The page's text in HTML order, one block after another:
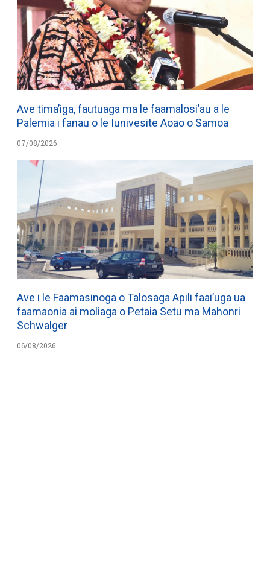
Ave tima’iga, fautuaga ma le faamalosi’au a le
Palemia i fanau o le Iunivesite Aoao o Samoa
07/08/2026
Ave i le Faamasinoga o Talosaga Apili faai’uga ua
faamaonia ai moliaga o Petaia Setu ma Mahonri
Schwalger
06/08/2026